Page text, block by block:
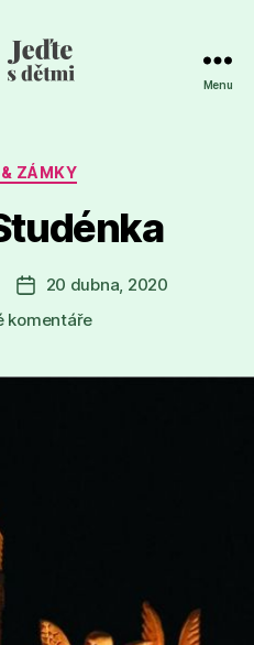
Menu
Rubriky
ZÁMKY
Datum
příspěvku
20 dubna, 2020
komentářeu